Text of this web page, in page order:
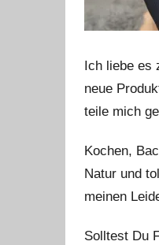
Ich liebe es
neue
teile mich
Kochen,
Natur und
meinen
Solltest Du